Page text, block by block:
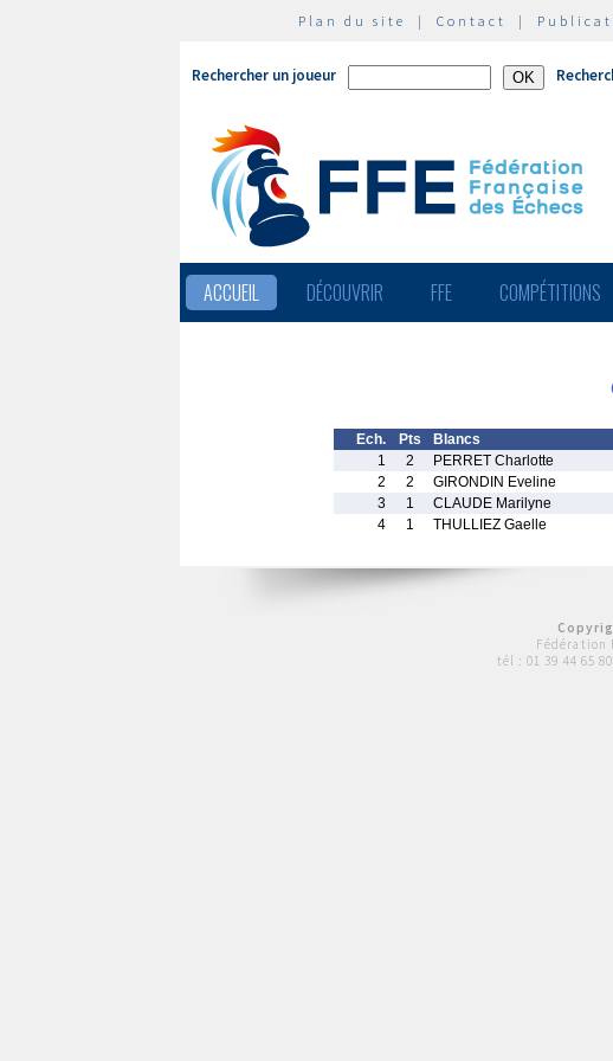
Plan du site | Contact |
Rechercher un joueur
ACCUEIL DÉCOUVRIR FFE COMPÉTITIONS
Ech. Pts Blancs
1
2 PERRET Charlotte
2
2 GIRONDIN Eveline
3
1 CLAUDE Marilyne
4
1 THULLIEZ Gaelle
Fédération
tél : 01 39 44 65 80